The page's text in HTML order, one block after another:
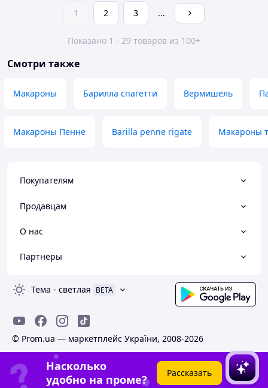
1 2 3 ...
Показано 1 - 29 товаров из 100+
Смотри также
Макароны Барилла спагетти Вермишель
Макароны Пенне Barilla penne rigate Макароны
Покупателям
Продавцам
О нас
Партнеры
Тема - светлая BETA
© Prom.ua — маркетплейс України, 2008-2026
Насколько
удобно на проме?
Рассказать